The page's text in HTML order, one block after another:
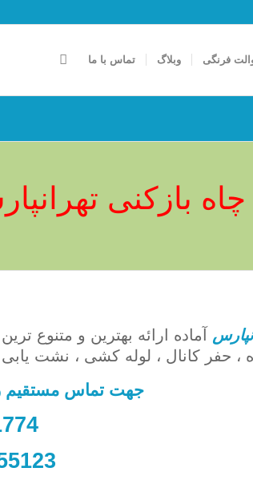
فرنگی وبلاگ تماس با ما
چاه بازکنی
آماده ارائه بهترین و متنوع
، حفر کانال ، لوله کشی ، نشت
جهت تماس مستقیم